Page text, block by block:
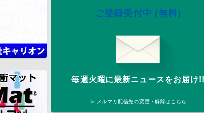
ご登録受付中 (無料)
毎週火曜に最新ニュースをお届け!!
≫ メルマガ配信先の変更・解除はこちら